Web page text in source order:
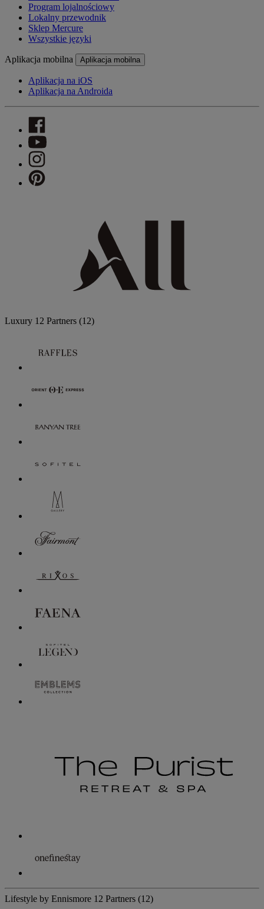
Program lojalnościowy
Lokalny przewodnik
Sklep Mercure
Wszystkie języki
Aplikacja mobilna Aplikacja mobilna
Aplikacja na iOS
Aplikacja na Androida
Luxury 12 Partners (12)
Lifestyle by Ennismore 12 Partners (12)